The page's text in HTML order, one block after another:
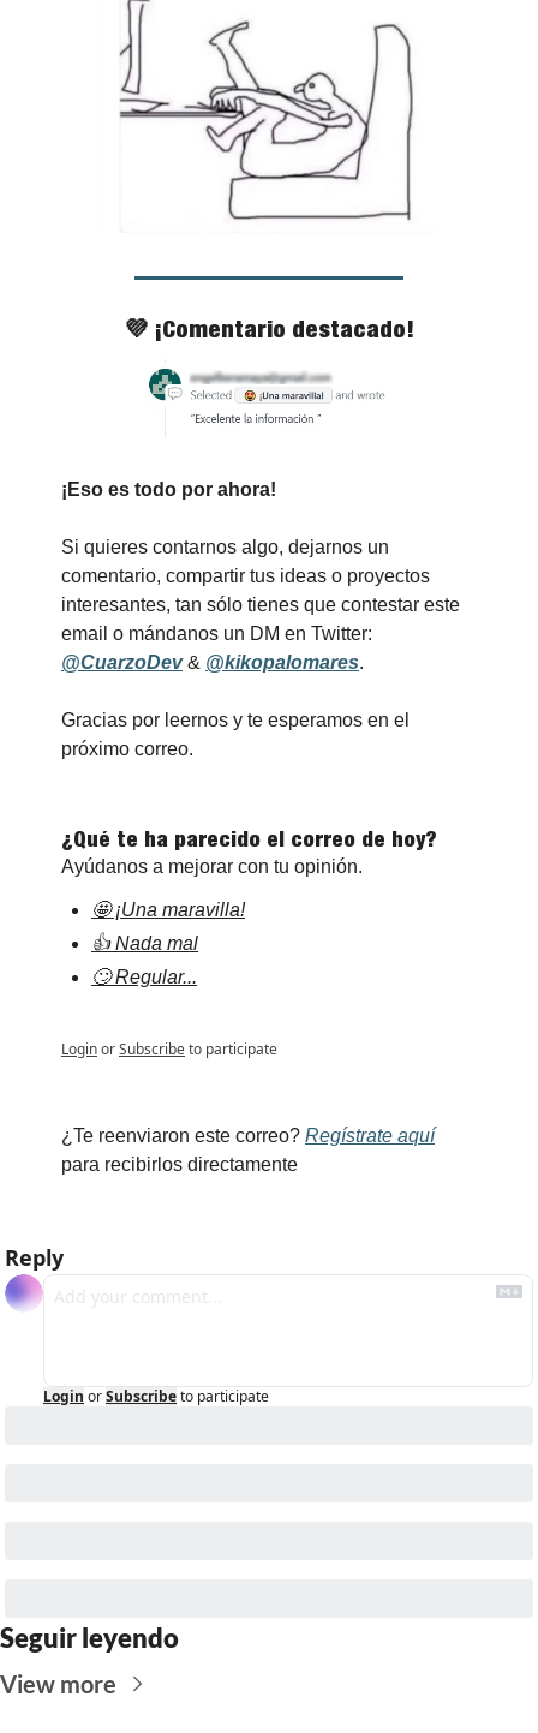
💜 ¡Comentario destacado!
¡Eso es todo por ahora!
Si quieres contarnos algo, dejarnos un
comentario, compartir tus ideas o proyectos
interesantes, tan sólo tienes que contestar este
@CuarzoDev & @kikopalomares.
Gracias por leernos y te esperamos en el
próximo correo.
¿Qué te ha parecido el correo de hoy?
Ayúdanos a mejorar con tu opinión.
🤩 ¡Una maravilla!
👍 Nada mal
🙄 Regular...
LoginorSubscribeto participate
¿Te reenviaron este correo? Regístrate aquí
para recibirlos directamente
Reply
Login orSubscribeto participate
Seguir leyendo
View more